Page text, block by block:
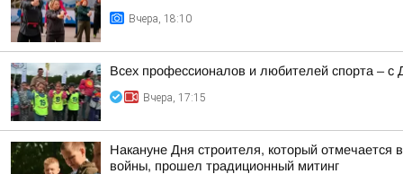
Вчера, 18:10
Всех профессионалов и любителей спорта – с
Вчера, 17:15
Накануне Дня строителя, который отмечается
войны, прошел традиционный митинг